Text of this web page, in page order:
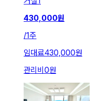
430,000원
/1주
임대료430,000원
관리비 0원